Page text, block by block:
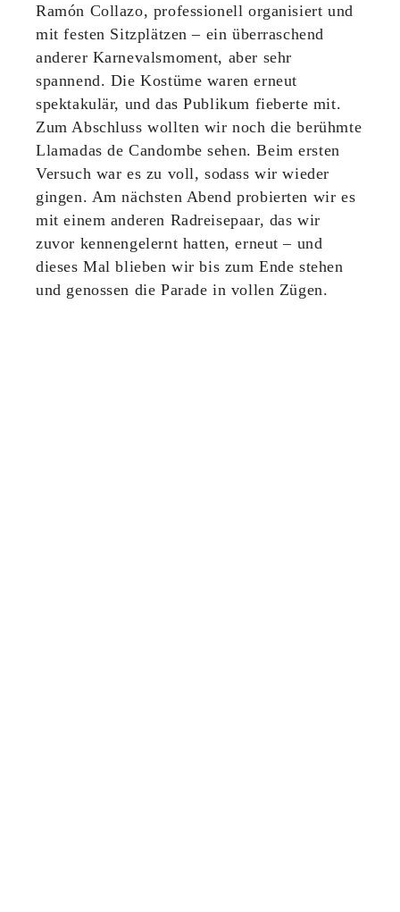
Ramón Collazo, professionell organisiert und
mit festen Sitzplätzen – ein überraschend
anderer Karnevalsmoment, aber sehr
spannend. Die Kostüme waren erneut
spektakulär, und das Publikum fieberte mit.
Zum Abschluss wollten wir noch die berühmte
Llamadas de Candombe sehen. Beim ersten
Versuch war es zu voll, sodass wir wieder
gingen. Am nächsten Abend probierten wir es
mit einem anderen Radreisepaar, das wir
zuvor kennengelernt hatten, erneut – und
dieses Mal blieben wir bis zum Ende stehen
und genossen die Parade in vollen Zügen.